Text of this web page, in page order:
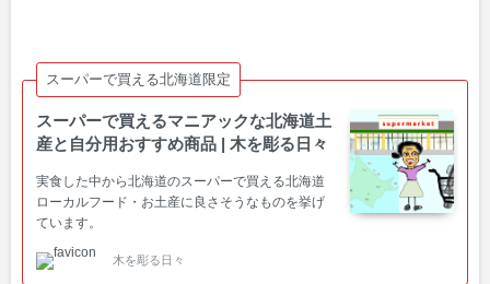
スーパーで買える北海道限定
スーパーで買えるマニアックな北海道土
産と自分用おすすめ商品 | 木を彫る日々
実食した中から北海道のスーパーで買える北海道
ローカルフード・お土産に良さそうなものを挙げ
ています。
木を彫る日々